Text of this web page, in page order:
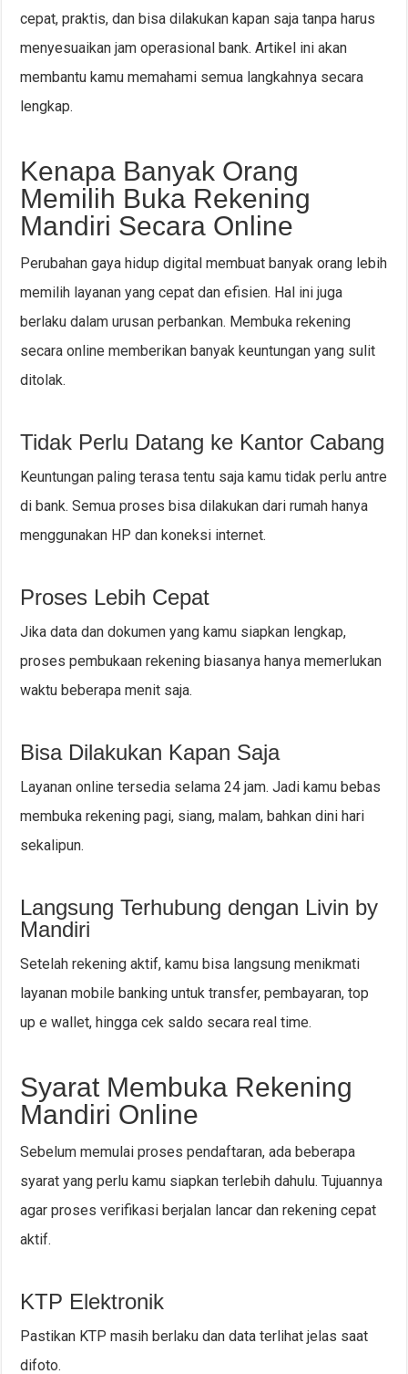
cepat, praktis, dan bisa dilakukan kapan saja tanpa harus
menyesuaikan jam operasional bank. Artikel ini akan
membantu kamu memahami semua langkahnya secara
lengkap.
Kenapa Banyak Orang
Memilih Buka Rekening
Mandiri Secara Online
Perubahan gaya hidup digital membuat banyak orang lebih
memilih layanan yang cepat dan efisien. Hal ini juga
berlaku dalam urusan perbankan. Membuka rekening
secara online memberikan banyak keuntungan yang sulit
ditolak.
Tidak Perlu Datang ke Kantor Cabang
Keuntungan paling terasa tentu saja kamu tidak perlu antre
di bank. Semua proses bisa dilakukan dari rumah hanya
menggunakan HP dan koneksi internet.
Proses Lebih Cepat
Jika data dan dokumen yang kamu siapkan lengkap,
proses pembukaan rekening biasanya hanya memerlukan
waktu beberapa menit saja.
Bisa Dilakukan Kapan Saja
Layanan online tersedia selama 24 jam. Jadi kamu bebas
membuka rekening pagi, siang, malam, bahkan dini hari
sekalipun.
Langsung Terhubung dengan Livin by
Mandiri
Setelah rekening aktif, kamu bisa langsung menikmati
layanan mobile banking untuk transfer, pembayaran, top
up e wallet, hingga cek saldo secara real time.
Syarat Membuka Rekening
Mandiri Online
Sebelum memulai proses pendaftaran, ada beberapa
syarat yang perlu kamu siapkan terlebih dahulu. Tujuannya
agar proses verifikasi berjalan lancar dan rekening cepat
aktif.
KTP Elektronik
Pastikan KTP masih berlaku dan data terlihat jelas saat
difoto.